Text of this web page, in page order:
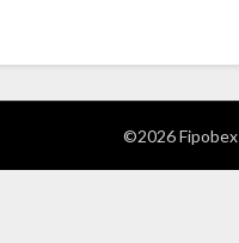
©2026 Fipobex